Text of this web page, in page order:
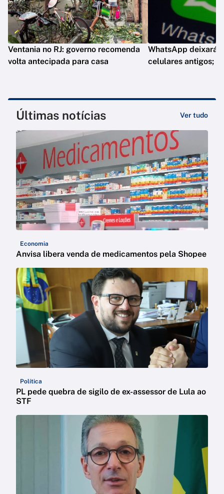
Ventania no RJ: governo recomenda
volta antecipada para casa
WhatsApp deixará
celulares antigos;
Últimas notícias Ver tudo
Economia
Anvisa libera venda de medicamentos pela Shopee
Política
PL pede quebra de sigilo de ex-assessor de Lula ao
STF